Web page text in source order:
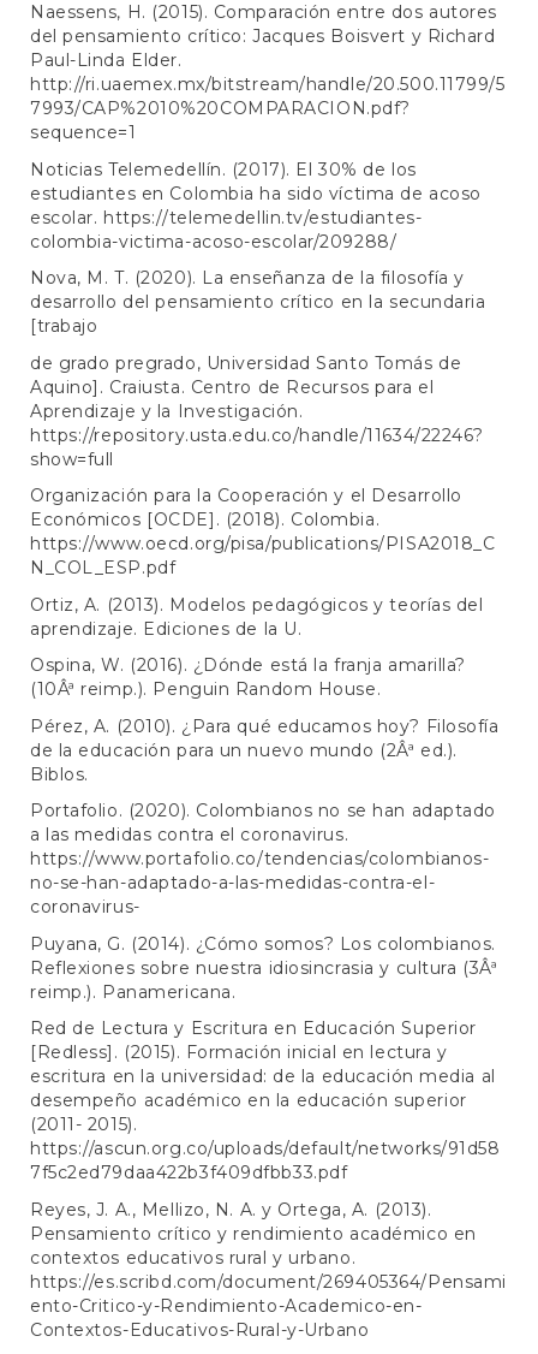
Naessens, H. (2015). Comparación entre dos autores
del pensamiento crítico: Jacques Boisvert y Richard
Paul-Linda Elder.
http://ri.uaemex.mx/bitstream/handle/20.500.11799/5
7993/CAP%2010%20COMPARACION.pdf?
sequence=1
Noticias Telemedellín. (2017). El 30% de los
estudiantes en Colombia ha sido víctima de acoso
escolar. https://telemedellin.tv/estudiantes-
colombia-victima-acoso-escolar/209288/
Nova, M. T. (2020). La enseñanza de la filosofía y
desarrollo del pensamiento crítico en la secundaria
[trabajo
de grado pregrado, Universidad Santo Tomás de
Aquino]. Craiusta. Centro de Recursos para el
Aprendizaje y la Investigación.
https://repository.usta.edu.co/handle/11634/22246?
show=full
Organización para la Cooperación y el Desarrollo
Económicos [OCDE]. (2018). Colombia.
https://www.oecd.org/pisa/publications/PISA2018_C
N_COL_ESP.pdf
Ortiz, A. (2013). Modelos pedagógicos y teorías del
aprendizaje. Ediciones de la U.
Ospina, W. (2016). ¿Dónde está la franja amarilla?
(10Âª reimp.). Penguin Random House.
Pérez, A. (2010). ¿Para qué educamos hoy? Filosofía
de la educación para un nuevo mundo (2Âª ed.).
Biblos.
Portafolio. (2020). Colombianos no se han adaptado
a las medidas contra el coronavirus.
https://www.portafolio.co/tendencias/colombianos-
no-se-han-adaptado-a-las-medidas-contra-el-
coronavirus-
Puyana, G. (2014). ¿Cómo somos? Los colombianos.
Reflexiones sobre nuestra idiosincrasia y cultura (3Âª
reimp.). Panamericana.
Red de Lectura y Escritura en Educación Superior
[Redless]. (2015). Formación inicial en lectura y
escritura en la universidad: de la educación media al
desempeño académico en la educación superior
(2011- 2015).
https://ascun.org.co/uploads/default/networks/91d58
7f5c2ed79daa422b3f409dfbb33.pdf
Reyes, J. A., Mellizo, N. A. y Ortega, A. (2013).
Pensamiento crítico y rendimiento académico en
contextos educativos rural y urbano.
https://es.scribd.com/document/269405364/Pensami
ento-Critico-y-Rendimiento-Academico-en-
Contextos-Educativos-Rural-y-Urbano